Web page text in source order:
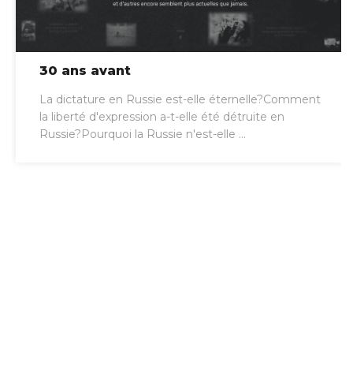
30 ans avant
La dictature en Russie est-elle éternelle?Comment
la liberté d'expression a-t-elle été détruite en
Russie?Pourquoi la Russie n'est-elle ...